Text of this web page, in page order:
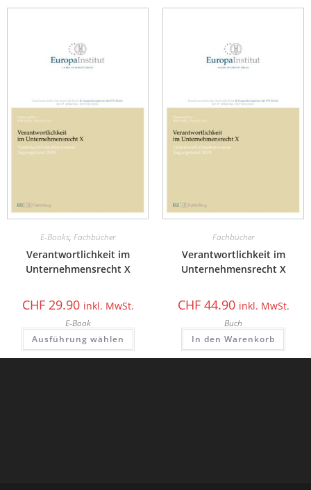
E-Books, Fachbücher
Verantwortlichkeit im
Unternehmensrecht X
CHF29.90 inkl. MwSt.
E-Book
Ausführung wählen
Fachbücher
Verantwortlichkeit im
Unternehmensrecht X
CHF44.90 inkl. MwSt.
Buch
In den Warenkorb